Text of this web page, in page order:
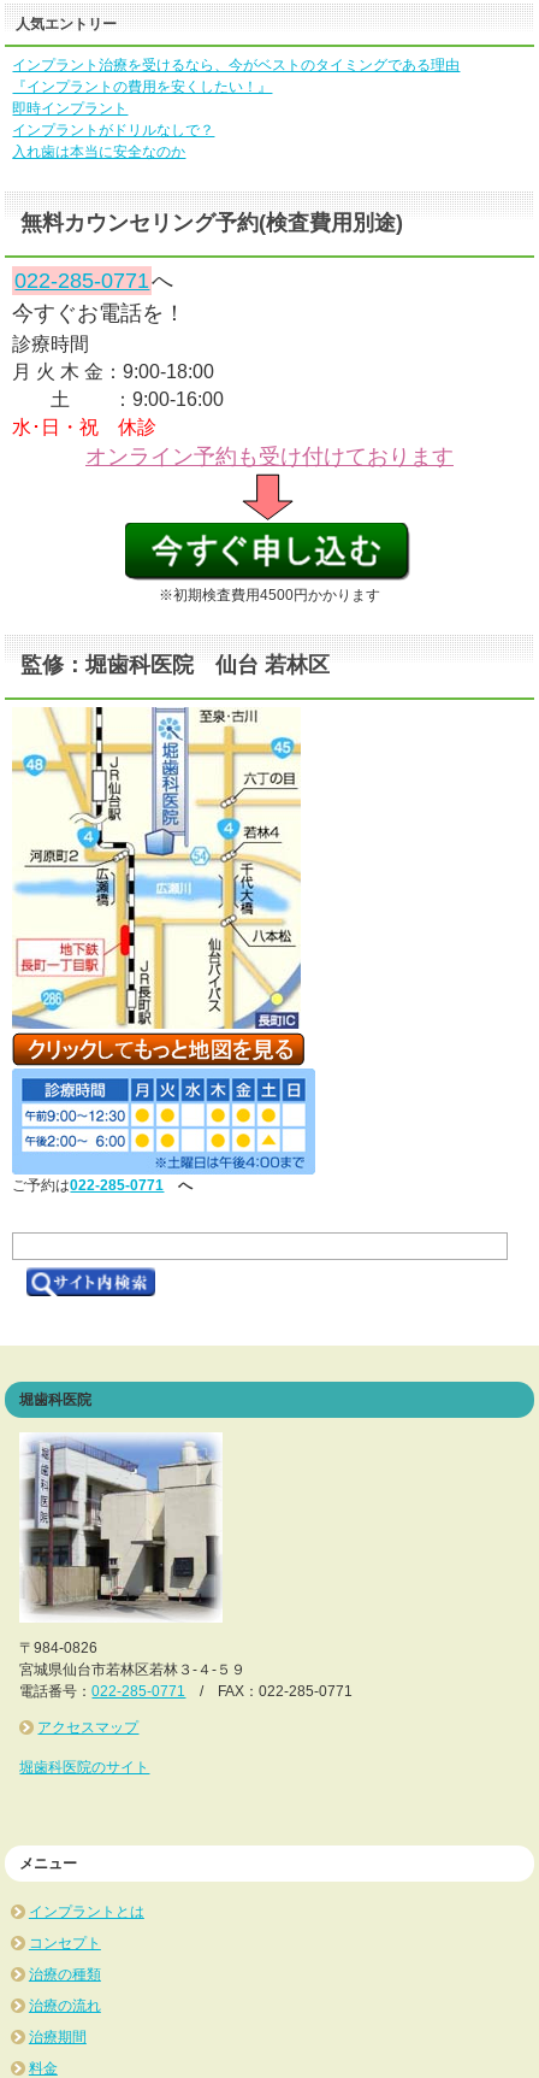
人気エントリー
インプラント治療を受けるなら、今がベストのタイミングである理由
『インプラントの費用を安くしたい！』
即時インプラント
インプラントがドリルなしで？
入れ歯は本当に安全なのか
無料カウンセリング予約(検査費用別途)
022-285-0771へ
今すぐお電話を！
診療時間
月 火 木 金：9:00-18:00
土 ：9:00-16:00
水･日・祝 休診
オンライン予約も受け付けております
※初期検査費用4500円かかります
監修：堀歯科医院 仙台 若林区
ご予約は022-285-0771 へ
堀歯科医院
〒984-0826
宮城県仙台市若林区若林３-４-５９
電話番号：022-285-0771 / FAX：022-285-0771
アクセスマップ
堀歯科医院のサイト
メニュー
インプラントとは
コンセプト
治療の種類
治療の流れ
治療期間
料金